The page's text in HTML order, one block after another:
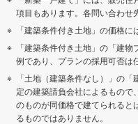
項目もあります。各問い合わせ
「建築条件付き土地」の価格に
「建築条件付き土地」の「建
例であり、プランの採用可否は
「土地（建築条件なし）」の
定の建築請負会社によるもので
のものが同価格で建てられると
るものではありません。